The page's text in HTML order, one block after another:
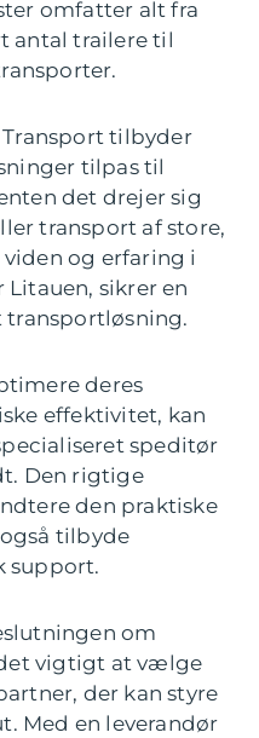
omfatter alt fra
antal trailere til
tilbyder
tilpas til
det drejer sig
transport af store,
og erfaring i
sikrer en
deres
effektivitet, kan
speditør
Den rigtige
den praktiske
tilbyde
support.
om
vigtigt at vælge
der kan styre
Med en leverandør